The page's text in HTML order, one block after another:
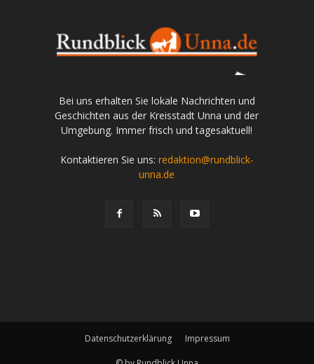
Bei uns erhalten Sie lokale Nachrichten und
Geschichten aus der Kreisstadt Unna und der
Umgebung. Immer frisch und tagesaktuell!
Kontaktieren Sie uns: redaktion@rundblick-
unna.de
Datenschutzerklärung Impressum